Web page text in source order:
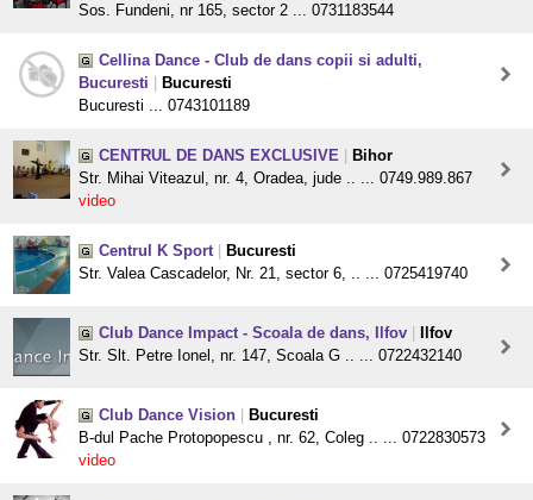
Sos. Fundeni, nr 165, sector 2 ... 0731183544
Cellina Dance - Club de dans copii si adulti,
Bucuresti
Bucuresti
Bucuresti ... 0743101189
CENTRUL DE DANS EXCLUSIVE
Bihor
Str. Mihai Viteazul, nr. 4, Oradea, jude .. ... 0749.989.867
video
Centrul K Sport
Bucuresti
Str. Valea Cascadelor, Nr. 21, sector 6, .. ... 0725419740
Club Dance Impact - Scoala de dans, Ilfov
Ilfov
Str. Slt. Petre Ionel, nr. 147, Scoala G .. ... 0722432140
Club Dance Vision
Bucuresti
B-dul Pache Protopopescu , nr. 62, Coleg .. ... 0722830573
video